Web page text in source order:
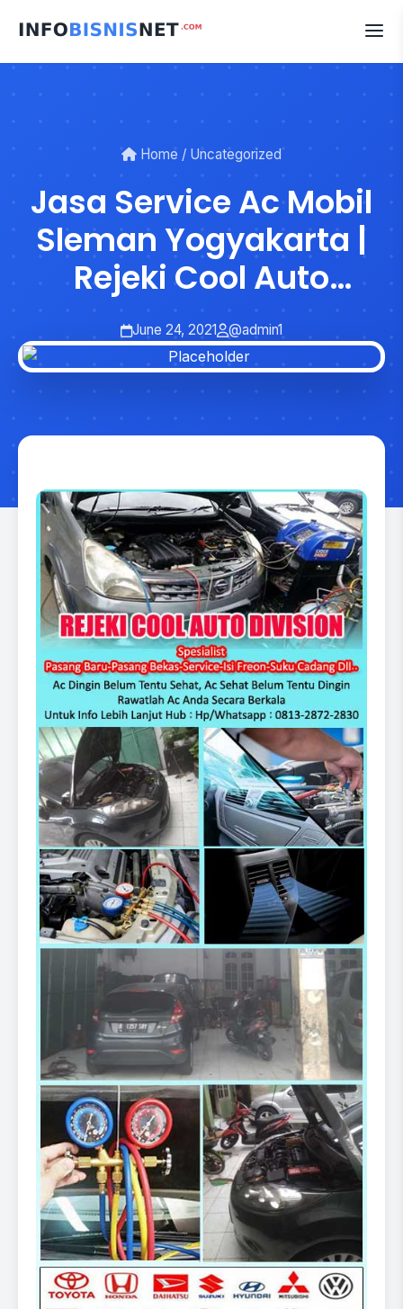
Home / Uncategorized
Jasa Service Ac Mobil
Sleman Yogyakarta |
Rejeki Cool Auto
Division
June 24, 2021 @admin1